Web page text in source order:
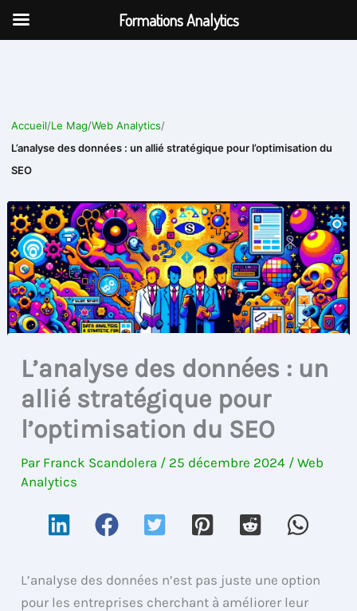
Aller
Accueil/Le Mag/Web Analytics/
L’analyse des données : un allié stratégique pour l’optimisation du
SEO
L’analyse des données : un
allié stratégique pour
l’optimisation du SEO
Par Franck Scandolera / 25 décembre 2024 /Web
Analytics
L’analyse des données n’est pas juste une option
pour les entreprises cherchant à améliorer leur
Formations Analytics